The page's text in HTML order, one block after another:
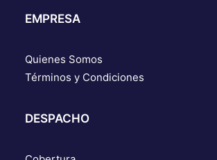
EMPRESA
Quienes Somos
Términos y Condiciones
DESPACHO